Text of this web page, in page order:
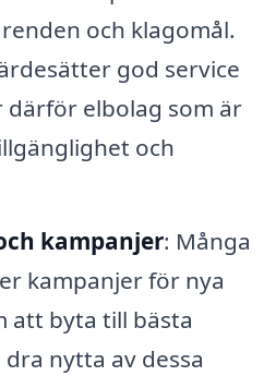
och klagomål.
god service
därför elbolag som är
och
kampanjer: Många
kampanjer för nya
att byta till bästa
nytta av dessa